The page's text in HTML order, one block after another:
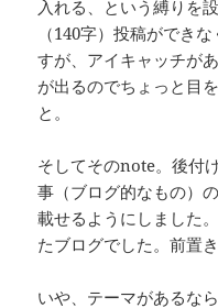
入れる、という縛りを
（140字）投稿ができ
すが、アイキャッチが
が出るのでちょっと目
と。
そしてそのnote。後付
事（ブログ的なもの）
載せるようにしました
たブログでした。前置き
いや、テーマがあるな